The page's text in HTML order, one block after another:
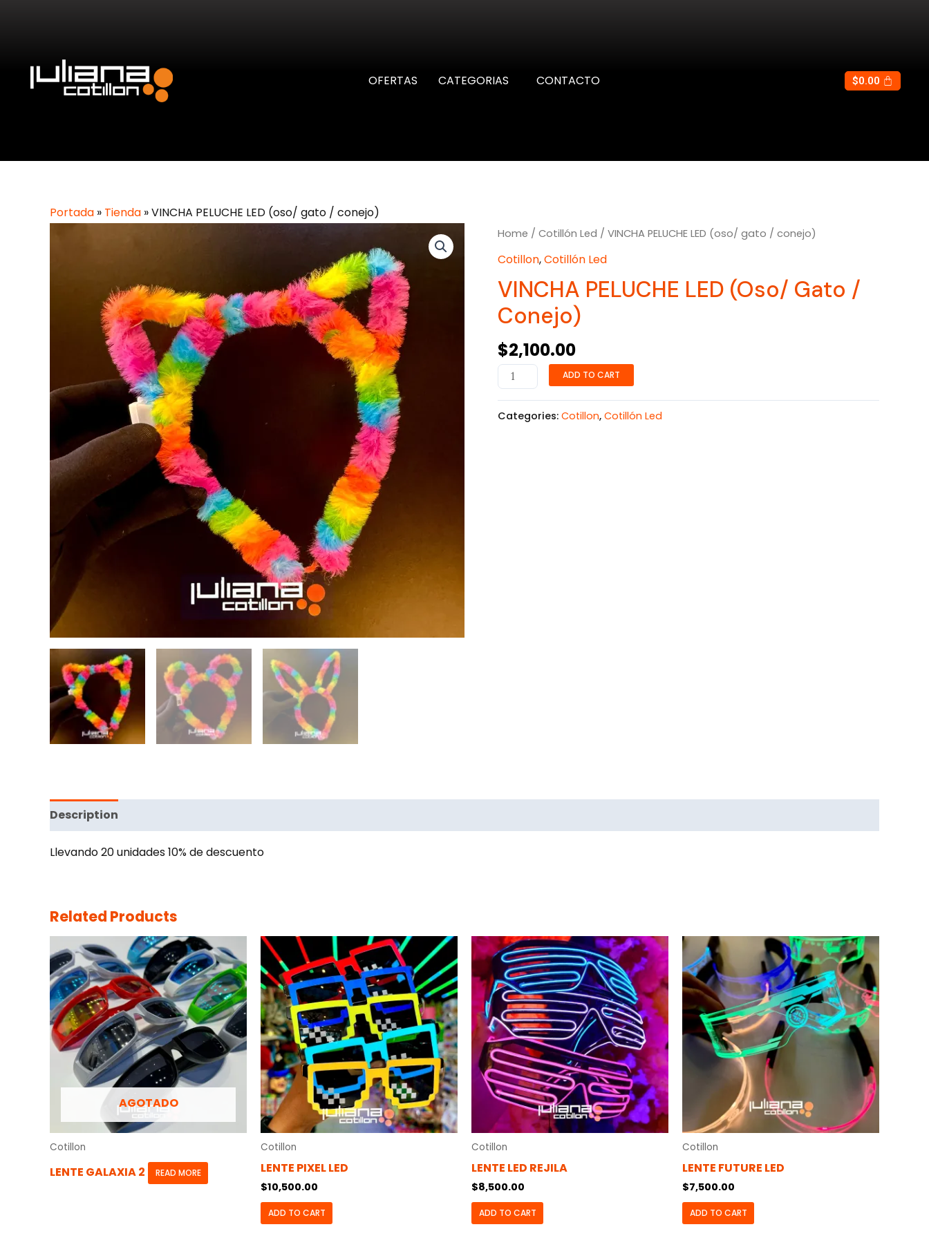
OFERTAS CATEGORIAS CONTACTO $0.00
Portada » Tienda »VINCHA PELUCHE LED (oso/ gato / conejo)
Home / Cotillón Led / VINCHA PELUCHE LED (oso/ gato / conejo)
Cotillon,Cotillón Led
VINCHA PELUCHE LED (oso/ Gato /
Conejo)
$2,100.00
ADD TO CART
Categories: Cotillon, Cotillón Led
Description
Llevando 20 unidades 10% de descuento
Related Products
AGOTADO
Cotillon
LENTE GALAXIA 2 READ MORE
Cotillon
LENTE PIXEL LED
$10,500.00
ADD TO CART
Cotillon
LENTE LED REJILA
$8,500.00
ADD TO CART
Cotillon
LENTE FUTURE LED
$7,500.00
ADD TO CART